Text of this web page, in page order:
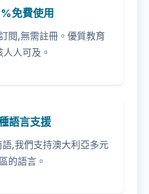
免費使用
閱,無需註冊。優質教育
人人可及。
語言支援
,我們支持澳大利亞多元
的語言。